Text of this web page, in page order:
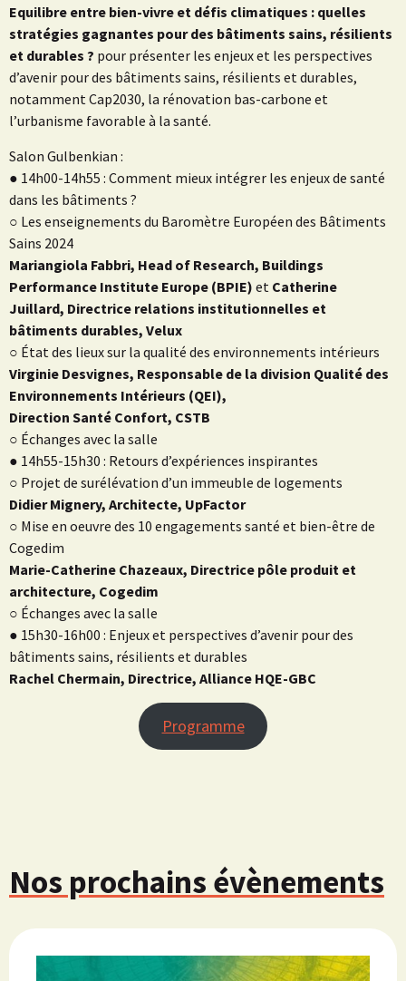
Equilibre entre bien-vivre et défis climatiques : quelles
stratégies gagnantes pour des bâtiments sains, résilients
et durables ? pour présenter les enjeux et les perspectives
d’avenir pour des bâtiments sains, résilients et durables,
notamment Cap2030, la rénovation bas-carbone et
l’urbanisme favorable à la santé.
Salon Gulbenkian :
● 14h00-14h55 : Comment mieux intégrer les enjeux de santé
dans les bâtiments ?
○ Les enseignements du Baromètre Européen des Bâtiments
Sains 2024
Mariangiola Fabbri, Head of Research, Buildings
Performance Institute Europe (BPIE) et Catherine
Juillard, Directrice relations institutionnelles et
bâtiments durables, Velux
○ État des lieux sur la qualité des environnements intérieurs
Virginie Desvignes, Responsable de la division Qualité des
Environnements Intérieurs (QEI),
Direction Santé Confort, CSTB
○ Échanges avec la salle
● 14h55-15h30 : Retours d’expériences inspirantes
○ Projet de surélévation d’un immeuble de logements
Didier Mignery, Architecte, UpFactor
○ Mise en oeuvre des 10 engagements santé et bien-être de
Cogedim
Marie-Catherine Chazeaux, Directrice pôle produit et
architecture, Cogedim
○ Échanges avec la salle
● 15h30-16h00 : Enjeux et perspectives d’avenir pour des
bâtiments sains, résilients et durables
Rachel Chermain, Directrice, Alliance HQE-GBC
Programme
Nos prochains évènements